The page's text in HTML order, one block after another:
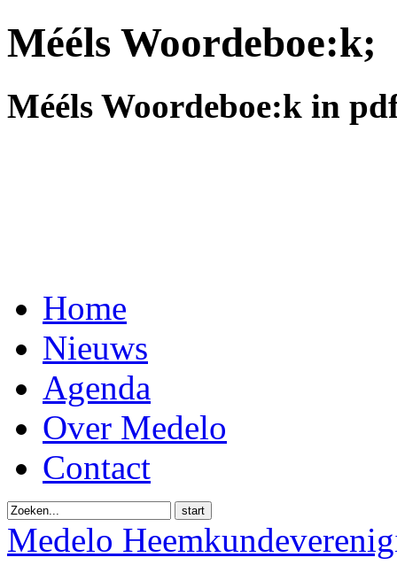
Mééls Woordeboe:k;
Mééls Woordeboe:k in
Home
Nieuws
Agenda
Over Medelo
Contact
start
Medelo